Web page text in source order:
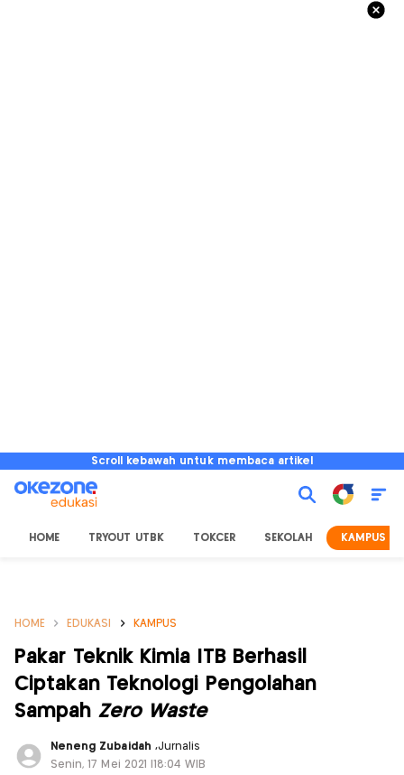
Scroll kebawah untuk membaca artikel
HOME TRYOUT UTBK TOKCER SEKOLAH KAMPUS
HOME EDUKASI KAMPUS
Pakar Teknik Kimia ITB Berhasil
Ciptakan Teknologi Pengolahan
Sampah Zero Waste
Neneng Zubaidah ,Jurnalis
Senin, 17 Mei 2021 |18:04 WIB